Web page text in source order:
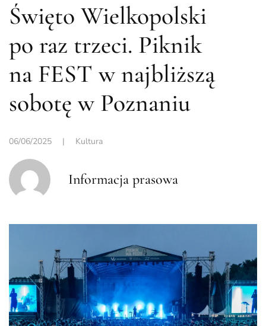
Święto Wielkopolski
po raz trzeci. Piknik
na FEST w najbliższą
sobotę w Poznaniu
06/06/2025 | Kultura
Informacja prasowa